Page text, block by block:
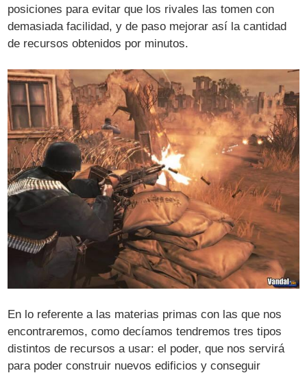
posiciones para evitar que los rivales las tomen con
demasiada facilidad, y de paso mejorar así la cantidad
de recursos obtenidos por minutos.
En lo referente a las materias primas con las que nos
encontraremos, como decíamos tendremos tres tipos
distintos de recursos a usar: el poder, que nos servirá
para poder construir nuevos edificios y conseguir